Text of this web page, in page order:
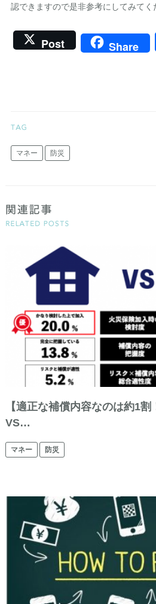
認できますので是非参考にしてみてく
Post Share
マネー 防災
【適正な補償内容なのは約1
VS…
マネー 防災